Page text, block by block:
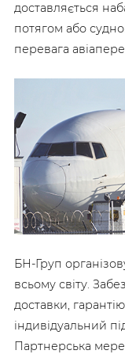
доставляється
потягом або
перевага
БН-Груп
всьому світу.
доставки,
індивідуальний
Партнерська